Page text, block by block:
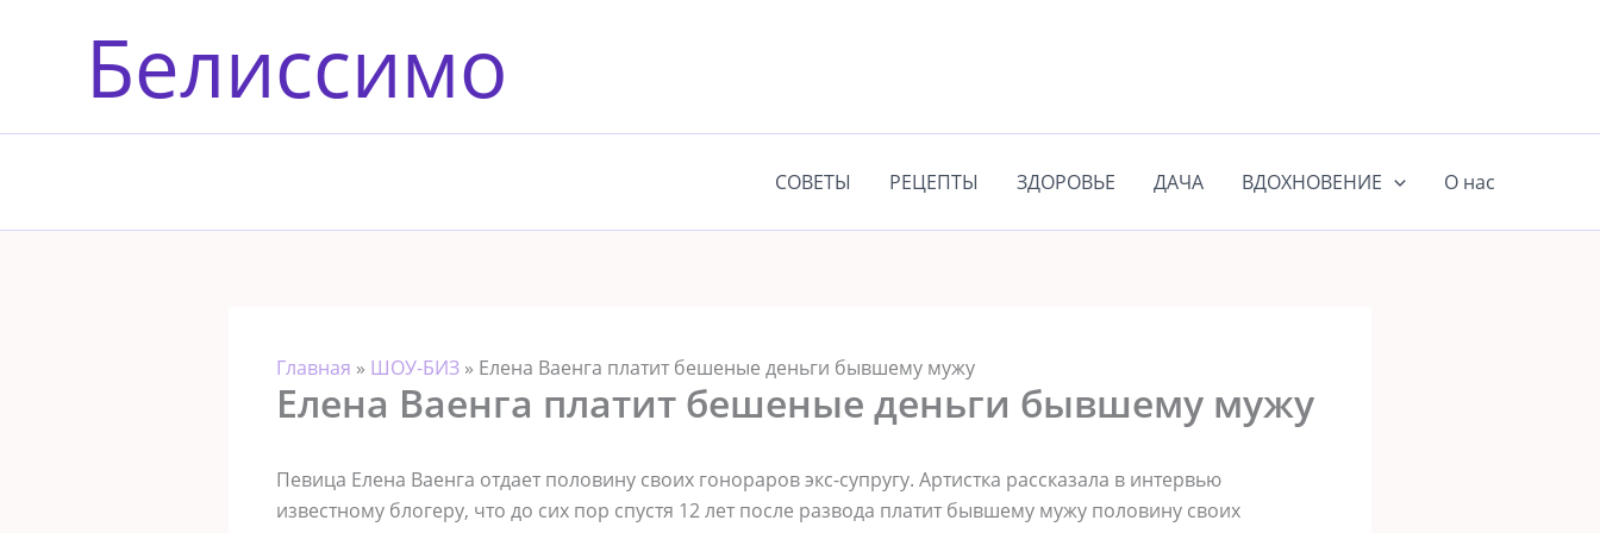
содержимомуБелиссимо
СОВЕТЫ РЕЦЕПТЫ ЗДОРОВЬЕ ДАЧА ВДОХНОВЕНИЕ О нас
Главная » ШОУ-БИЗ » Елена Ваенга платит бешеные деньги бывшему мужу
Елена Ваенга платит бешеные деньги бывшему мужу
Певица Елена Ваенга отдает половину своих гонораров экс-супругу. Артистка рассказала в интервью
известному блогеру, что до сих пор спустя 12 лет после развода платит бывшему мужу половину своих